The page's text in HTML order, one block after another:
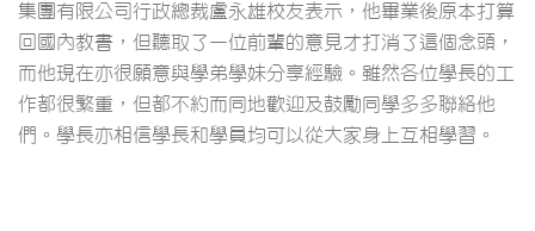
集團有限公司行政總裁盧永雄校友表示，他畢業後原本打算
回國內教書，但聽取了一位前輩的意見才打消了這個念頭，
而他現在亦很願意與學弟學妹分享經驗。雖然各位學長的工
作都很繁重，但都不約而同地歡迎及鼓勵同學多多聯絡他
們。學長亦相信學長和學員均可以從大家身上互相學習。